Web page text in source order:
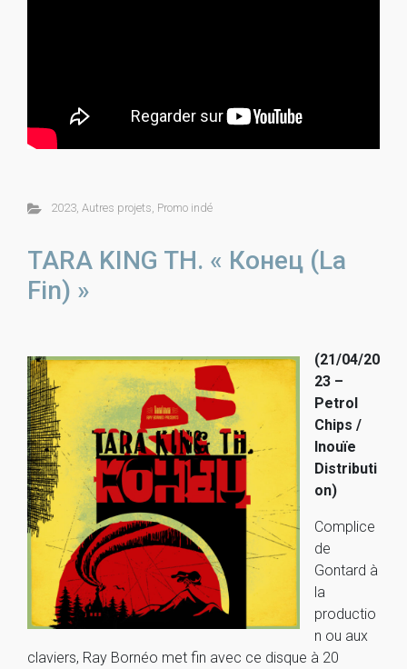
2023, Autres projets, Promo indé
TARA KING TH. « Конец (La
Fin) »
(21/04/20
23 –
Petrol
Chips /
Inouïe
Distributi
on)
Complice
de
Gontard à
la
productio
n ou aux
claviers, Ray Bornéo met fin avec ce disque à 20